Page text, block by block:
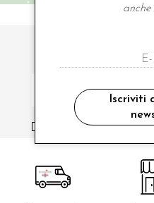
ISCRIVITI ALLA
ho letto ed accettato le
anche
Iscriviti